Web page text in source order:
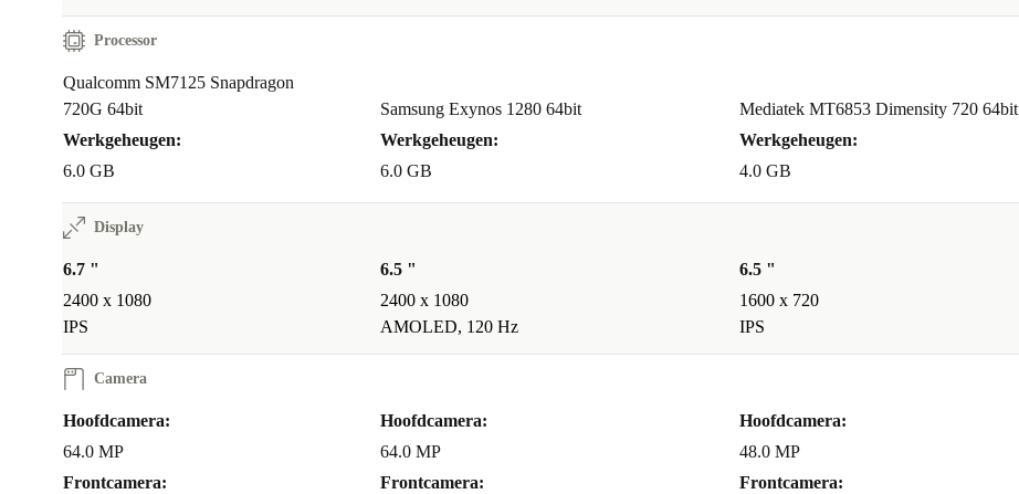
Processor
Qualcomm SM7125 Snapdragon
720G 64bit
Werkgeheugen:
6.0 GB
Samsung Exynos 1280 64bit
Werkgeheugen:
6.0 GB
Mediatek MT6853 Dimensity 720 64bit
Werkgeheugen:
4.0 GB
Display
6.7 "
2400 x 1080
IPS
6.5 "
2400 x 1080
AMOLED, 120 Hz
6.5 "
1600 x 720
IPS
Camera
Hoofdcamera:
64.0 MP
Frontcamera:
Hoofdcamera:
64.0 MP
Frontcamera:
Hoofdcamera:
48.0 MP
Frontcamera: